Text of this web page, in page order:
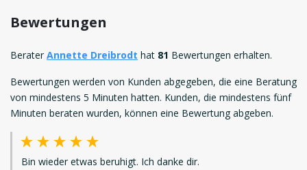
Bewertungen
BeraterAnnette Dreibrodt hat 81 Bewertungen erhalten.
Bewertungen werden von Kunden abgegeben, die eine Beratung
von mindestens 5 Minuten hatten. Kunden, die mindestens fünf
Minuten beraten wurden, können eine Bewertung abgeben.
Bin wieder etwas beruhigt. Ich danke dir.